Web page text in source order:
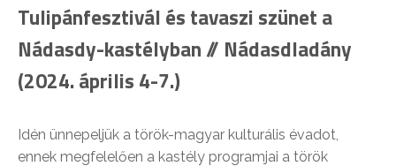
Tulipánfesztivál és tavaszi szünet a
Nádasdy-kastélyban // Nádasdladány
(2024. április 4-7.)
Idén ünnepeljük a török-magyar kulturális évadot,
ennek megfelelően a kastély programjai a török